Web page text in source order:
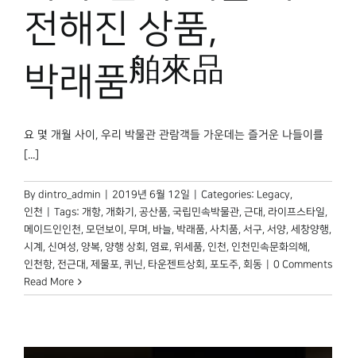
전해진 상품,
박래품舶來品
요 몇 개월 사이, 우리 박물관 관람객들 가운데는 즐거운 나들이를
[...]
By dintro_admin 2019년 6월 12일 Categories: Legacy,
인천
Tags: 개항, 개화기 , 공산품, 국립민속박물관, 근대 , 라이프스타일,
메이드인인천, 모던보이 , 무며 , 바늘, 박래품, 사치품, 서구, 서양, 세창양행,
시계 , 신여성, 양복, 양행 상회 , 염료, 위세품, 인천, 인천민속문화의해 ,
인천항, 전근대 , 제물포, 퀴닌, 타운젠트상회 , 포도주, 회동
0 Comments
Read More